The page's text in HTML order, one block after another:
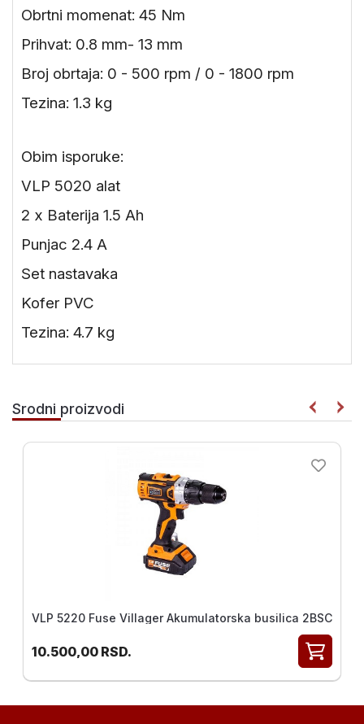
Obrtni momenat: 45 Nm
Prihvat: 0.8 mm- 13 mm
Broj obrtaja: 0 - 500 rpm / 0 - 1800 rpm
Tezina: 1.3 kg
Obim isporuke:
VLP 5020 alat
2 x Baterija 1.5 Ah
Punjac 2.4 A
Set nastavaka
Kofer PVC
Tezina: 4.7 kg
Srodni proizvodi
VLP 5220 Fuse Villager Akumulatorska busilica 2BSC
10.500,00 RSD.